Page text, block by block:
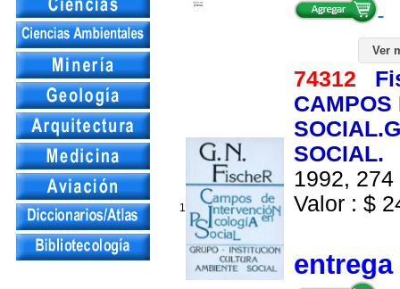
Ver
1
74312
CAMPOS
SOCIAL.
1992,
Valor : $